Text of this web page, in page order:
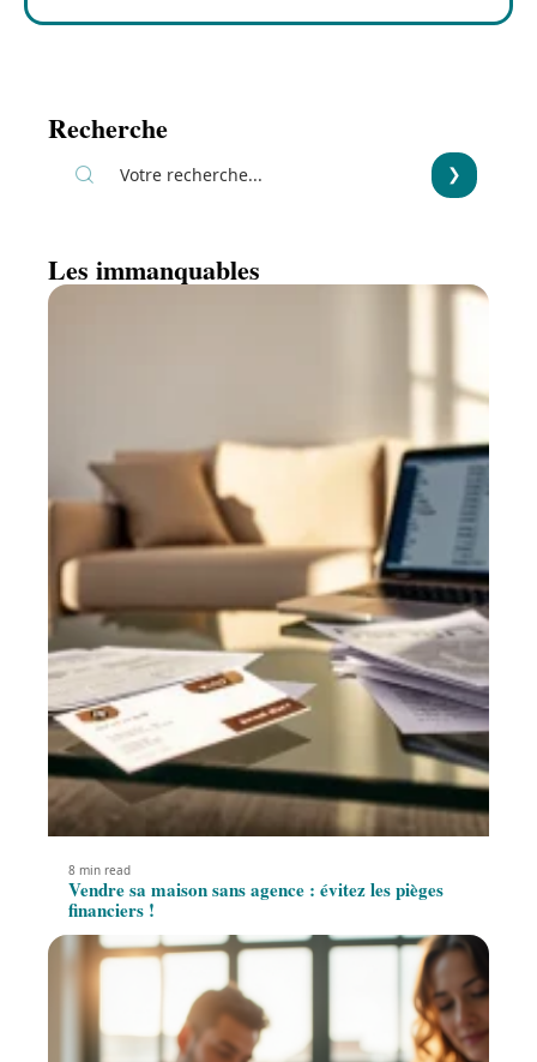
Recherche
Les immanquables
8 min read
Vendre sa maison sans agence : évitez les pièges
financiers !